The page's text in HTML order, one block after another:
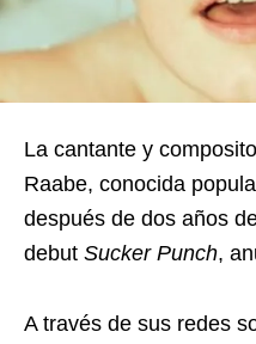
La cantante y
Raabe, conocida
después de dos años
debut Sucker Punch,
A través de sus redes